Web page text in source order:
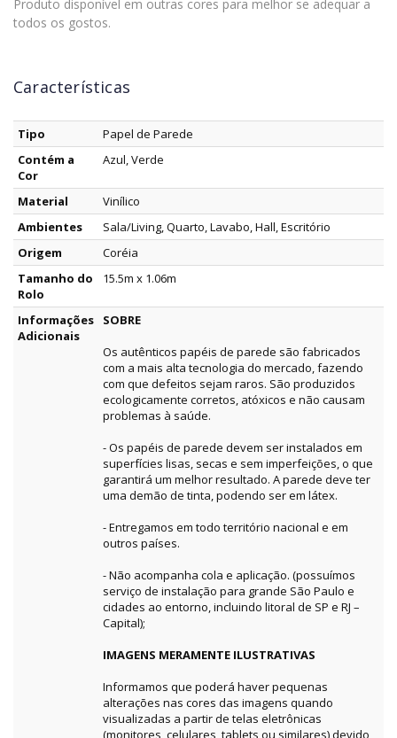
Produto disponível em outras cores para melhor se adequar a
todos os gostos.
Características
Tipo
Papel de Parede
Contém a
Cor
Azul, Verde
Material
Vinílico
Ambientes
Sala/Living, Quarto, Lavabo, Hall, Escritório
Origem
Coréia
Tamanho do
Rolo
15.5m x 1.06m
Informações
Adicionais
SOBRE
Os autênticos papéis de parede são fabricados
com a mais alta tecnologia do mercado, fazendo
com que defeitos sejam raros. São produzidos
ecologicamente corretos, atóxicos e não causam
problemas à saúde.
- Os papéis de parede devem ser instalados em
superfícies lisas, secas e sem imperfeições, o que
garantirá um melhor resultado. A parede deve ter
uma demão de tinta, podendo ser em látex.
- Entregamos em todo território nacional e em
outros países.
- Não acompanha cola e aplicação. (possuímos
serviço de instalação para grande São Paulo e
cidades ao entorno, incluindo litoral de SP e RJ –
Capital);
IMAGENS MERAMENTE ILUSTRATIVAS
Informamos que poderá haver pequenas
alterações nas cores das imagens quando
visualizadas a partir de telas eletrônicas
(monitores, celulares, tablets ou similares) devido